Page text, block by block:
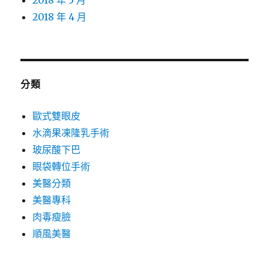
2018 年 4 月
分類
歐式雙眼皮
水滴果凍隆乳手術
玻尿酸下巴
眼袋轉位手術
美醫分類
美醫專科
肉毒瘦臉
順風美醫